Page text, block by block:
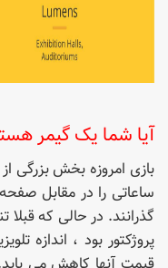
آیا شما یک گیمر
بازی امروزه بخش بزرگی
ساعاتی را در مقابل
گذرانند. در حالی که قبلا
پروژکتور بود ، اندازه